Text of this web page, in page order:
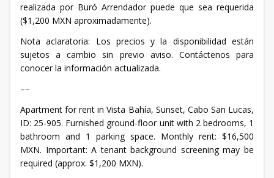
realizada por Buró Arrendador puede que sea requerida
($1,200 MXN aproximadamente).
Nota aclaratoria: Los precios y la disponibilidad están
sujetos a cambio sin previo aviso. Contáctenos para
conocer la información actualizada.
––
Apartment for rent in Vista Bahía, Sunset, Cabo San Lucas,
ID: 25-905. Furnished ground-floor unit with 2 bedrooms, 1
bathroom and 1 parking space. Monthly rent: $16,500
MXN. Important: A tenant background screening may be
required (approx. $1,200 MXN).